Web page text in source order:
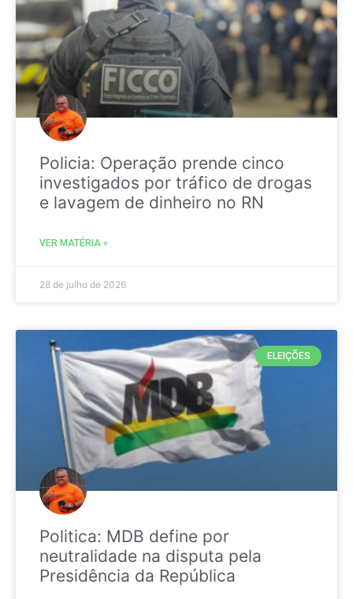
Policia: Operação prende cinco
investigados por tráfico de drogas
e lavagem de dinheiro no RN
VER MATÉRIA »
28 de julho de 2026
ELEIÇÕES
Politica: MDB define por
neutralidade na disputa pela
Presidência da República